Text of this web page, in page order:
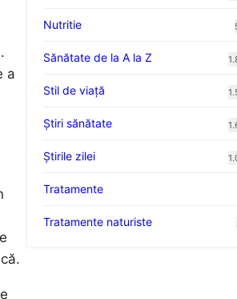
a
Nutritie
Sănătate de la A la Z
Stil de viaţă
Ştiri sănătate
Știrile zilei
Tratamente
Tratamente naturiste